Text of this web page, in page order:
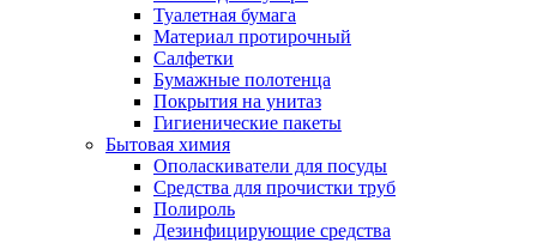
Туалетная бумага
Материал протирочный
Салфетки
Бумажные полотенца
Покрытия на унитаз
Гигиенические пакеты
Бытовая химия
Ополаскиватели для посуды
Средства для прочистки труб
Полироль
Дезинфицирующие средства